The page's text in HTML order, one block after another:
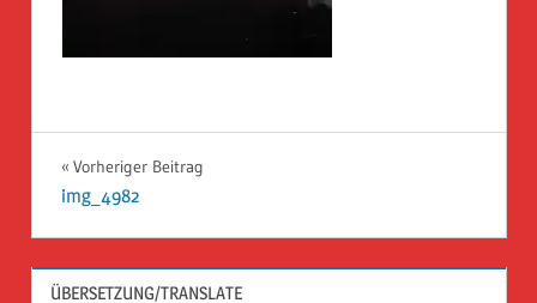
Beitragsnavigation
Vorheriger Beitrag
img_4982
ÜBERSETZUNG/TRANSLATE